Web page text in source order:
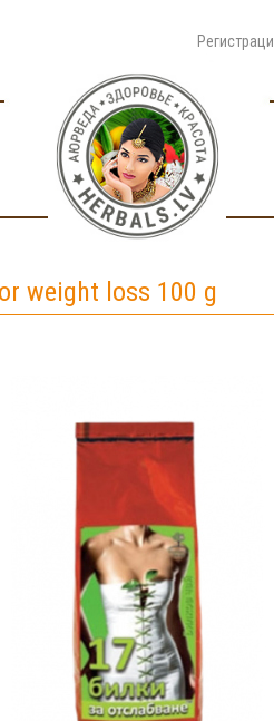
weight loss 100 g